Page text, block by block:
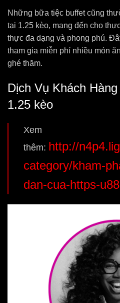
Những bữa tiệc buffet cũng
tại 1.25 kèo, mang đến cho
thực đa dạng và phong phú.
tham gia miễn phí nhiều món
ghé thăm.
Dịch Vụ Khách
1.25 kèo
Xem
thêm: http://
category/kham-
dan-cua-https-